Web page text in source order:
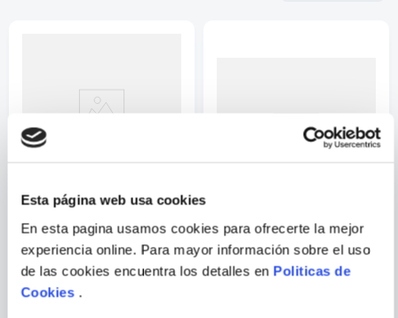
Esta página web usa cookies
En esta pagina usamos cookies para ofrecerte la mejor
experiencia online. Para mayor información sobre el uso
de las cookies encuentra los detalles en Politicas de
Cookies.
Correo electrónico
ANDREA BEATY
ROSA PIONERA, INGENIERA UN VERANO ESPACIAL